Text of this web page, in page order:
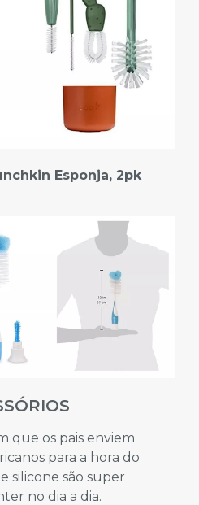
Esponja, 2pk
que os pais enviem
para a hora do
silicone são super
no dia a dia.